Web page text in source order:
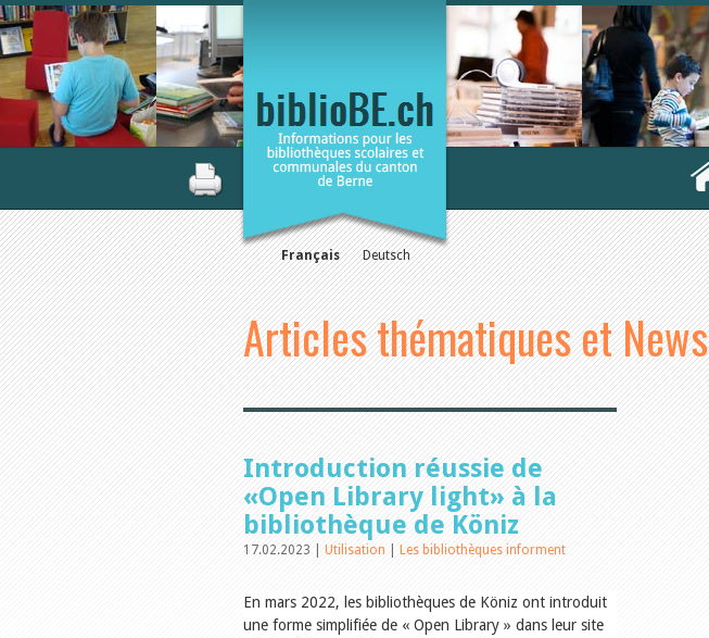
Français Deutsch
Articles thématiques et News
Introduction réussie de
«Open Library light» à la
bibliothèque de Köniz
17.02.2023 | Utilisation Les bibliothèques informent
En mars 2022, les bibliothèques de Köniz ont introduit
une forme simplifiée de « Open Library » dans leur site